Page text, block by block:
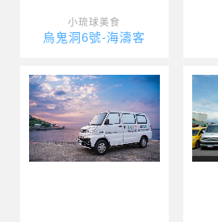
小琉球美食
烏鬼洞6號-海濤客